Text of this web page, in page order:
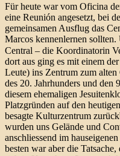
Für heute war vom Oficina
eine Reunión angesetzt, bei
gemeinsamen Ausflug das
Marcos kennenlernen
Central – die Koordinatorin
dort aus ging es mit einem
Leute) ins Zentrum zum
des 20. Jahrhunders und den
diesem ehemaligen
Platzgründen auf den
besagte Kulturzentrum
wurden uns Gelände und
anschliessend im
besten war aber die